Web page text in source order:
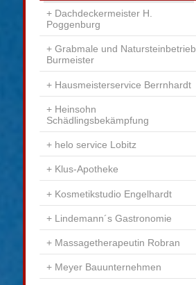
Dachdeckermeister H.
Poggenburg
Grabmale und Natursteinbetrieb
Burmeister
Hausmeisterservice Berrnhardt
Heinsohn
Schädlingsbekämpfung
helo service Lobitz
Klus-Apotheke
Kosmetikstudio Engelhardt
Lindemann´s Gastronomie
Massagetherapeutin Robran
Meyer Bauunternehmen